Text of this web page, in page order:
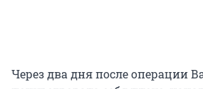
Через два дня после операции